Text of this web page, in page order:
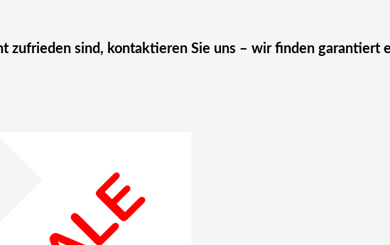
zufrieden sind, kontaktieren Sie uns – wir finden garantiert